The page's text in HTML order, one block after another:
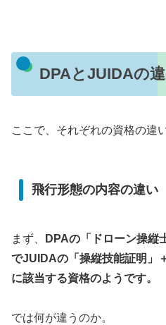
DPAとJUIDAの
ここで、それぞれの資格の違
飛行形態の内容の違い
まず、
DPAの「ドローン操縦
でJUIDAの「操縦技能証明」
に該当する資格のようです。
では何が違うのか。